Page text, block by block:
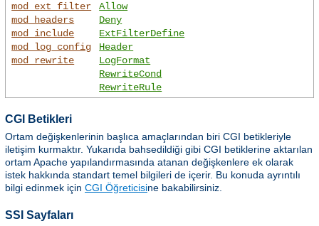
mod_ext_filter
mod_headers
mod_include
mod_log_config
mod_rewrite
Allow
Deny
ExtFilterDefine
Header
LogFormat
RewriteCond
RewriteRule
CGI Betikleri
Ortam değişkenlerinin başlıca amaçlarından biri CGI betikleriyle
iletişim kurmaktır. Yukarıda bahsedildiği gibi CGI betiklerine aktarılan
ortam Apache yapılandırmasında atanan değişkenlere ek olarak
istek hakkında standart temel bilgileri de içerir. Bu konuda ayrıntılı
bilgi edinmek için CGI Öğreticisine bakabilirsiniz.
SSI Sayfaları